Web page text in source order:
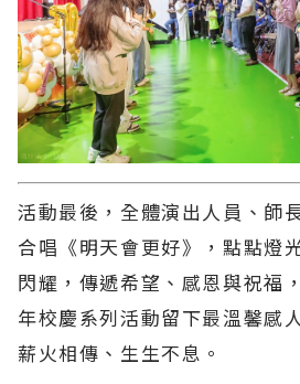
活動最後，全體演出人員、師
合唱《明天會更好》，點點燈
閃耀，傳遞希望、感恩與祝福
年校慶系列活動留下最溫馨感
薪火相傳、生生不息。